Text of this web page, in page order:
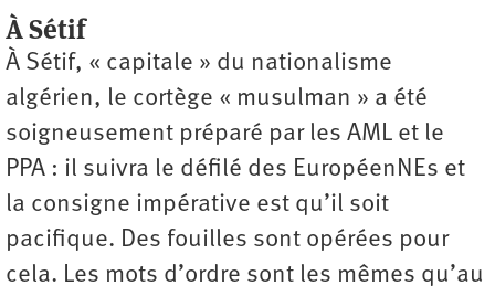
À Sétif
À Sétif, « capitale » du nationalisme
algérien, le cortège « musulman » a été
soigneusement préparé par les AML et le
PPA : il suivra le défilé des EuropéenNEs et
la consigne impérative est qu’il soit
pacifique. Des fouilles sont opérées pour
cela. Les mots d’ordre sont les mêmes qu’au